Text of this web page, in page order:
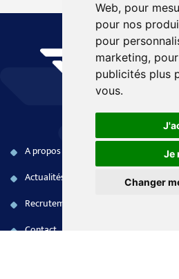
Web, pour
pour nos
pour
marketing,
publicités plus
vous.
Je
Changer
A propos
Actualités
Recrutement
Contact
Systèmes embarqués